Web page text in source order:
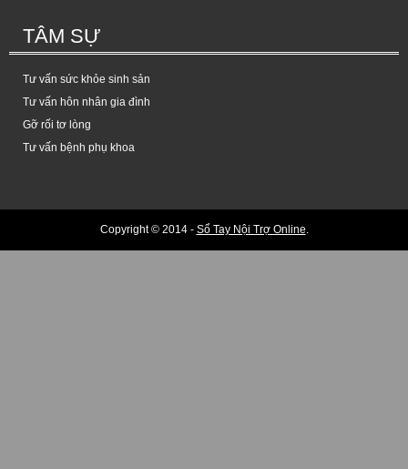
TÂM SỰ
Tư vấn sức khỏe sinh sản
Tư vấn hôn nhân gia đình
Gỡ rối tơ lòng
Tư vấn bệnh phụ khoa
Copyright © 2014 - Sổ Tay Nội Trợ Online.